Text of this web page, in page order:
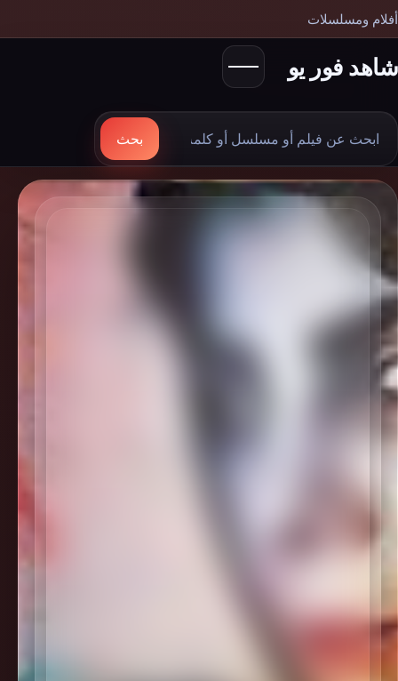
أفلام ومسلسلات
شاهد فور يو
ابحث
بحث